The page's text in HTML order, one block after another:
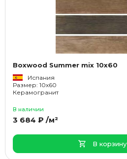
Boxwood Summer mix 10x60
Испания
Размер: 10x60
Керамогранит
В наличии
3 684 ₽ /м²
В корзину